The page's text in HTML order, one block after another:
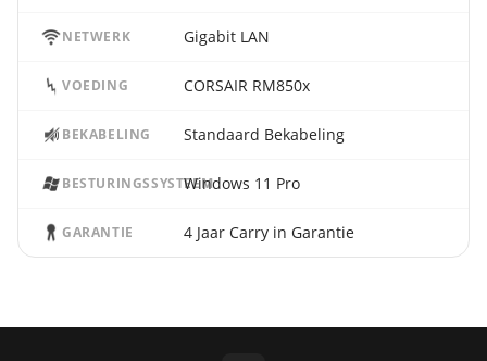
NETWERK Gigabit LAN
VOEDING CORSAIR RM850x
BEKABELING Standaard Bekabeling
BESTURINGSSYSTEEMWindows 11 Pro
GARANTIE 4 Jaar Carry in Garantie